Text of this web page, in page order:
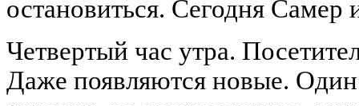
остановиться. Сегодня Самер
Четвертый час утра.
Даже появляются новые.